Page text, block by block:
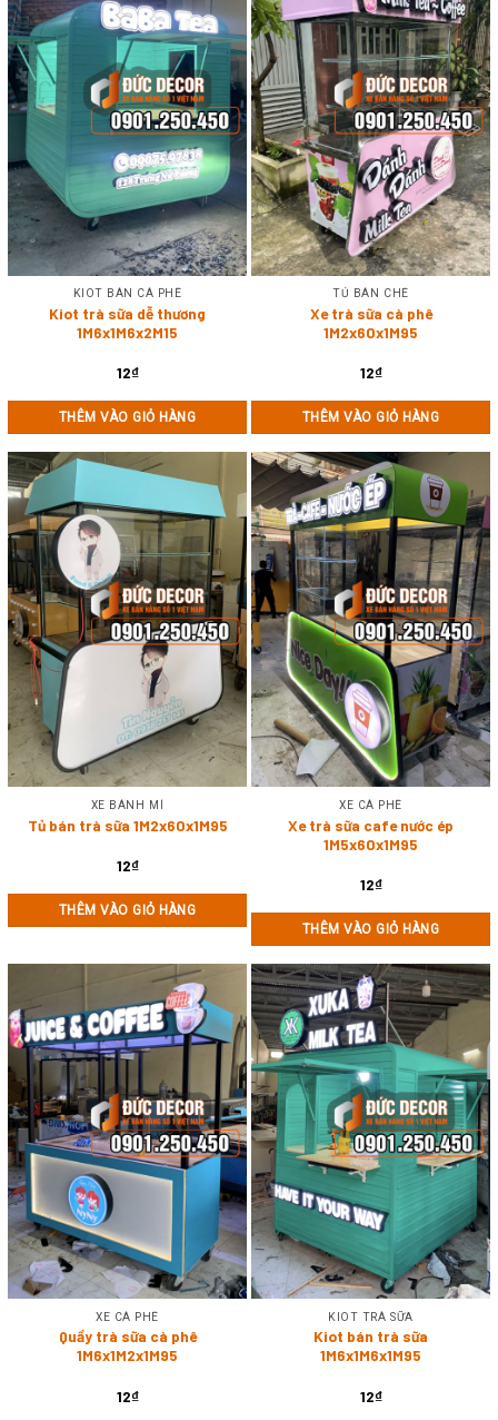
KIOT BÁN CÀ PHÊ
Kiot trà sữa dễ thương
1M6x1M6x2M15
12₫
THÊM VÀO GIỎ HÀNG
TỦ BÁN CHÈ
Xe trà sữa cà phê
1M2x60x1M95
12₫
THÊM VÀO GIỎ HÀNG
XE BÁNH MÌ
Tủ bán trà sữa 1M2x60x1M95
12₫
THÊM VÀO GIỎ HÀNG
XE CÀ PHÊ
Xe trà sữa cafe nước ép
1M5x60x1M95
12₫
THÊM VÀO GIỎ HÀNG
XE CÀ PHÊ
Quầy trà sữa cà phê
1M6x1M2x1M95
12₫
KIOT TRÀ SỮA
Kiot bán trà sữa
1M6x1M6x1M95
12₫